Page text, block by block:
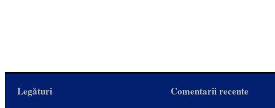
Legături Comentarii recente